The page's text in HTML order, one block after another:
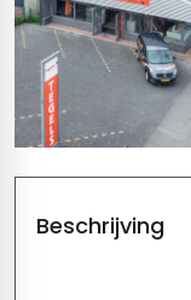
Beschrijving